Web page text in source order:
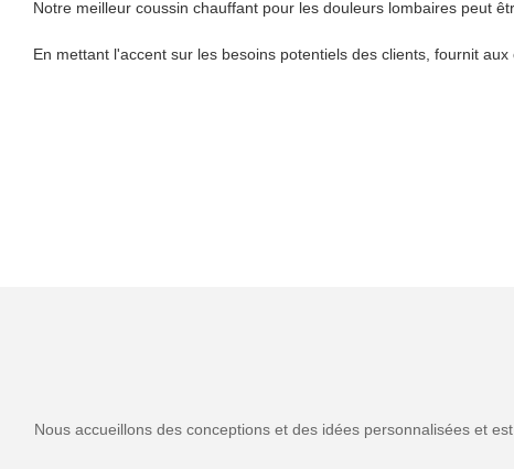
Notre meilleur coussin chauffant pour les douleurs lombaires peut
En mettant l'accent sur les besoins potentiels des clients, fournit
Nous accueillons des conceptions et des idées personnalisées et